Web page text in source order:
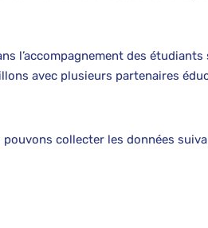
l’accompagnement des
avec plusieurs partenaires
collecter les données